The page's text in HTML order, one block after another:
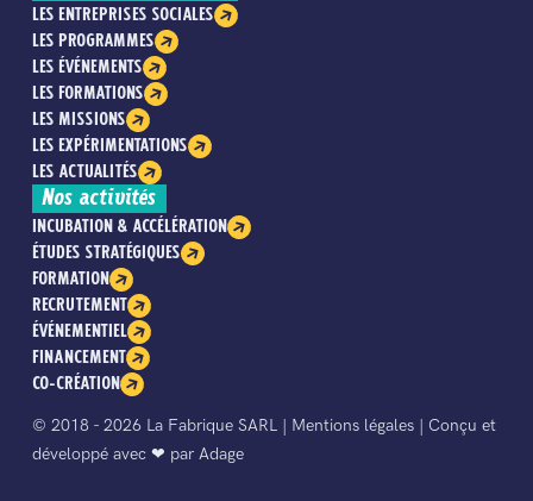
LES ENTREPRISES SOCIALES
LES PROGRAMMES
LES ÉVÉNEMENTS
LES FORMATIONS
LES MISSIONS
LES EXPÉRIMENTATIONS
LES ACTUALITÉS
Nos activités
INCUBATION & ACCÉLÉRATION
ÉTUDES STRATÉGIQUES
FORMATION
RECRUTEMENT
ÉVÉNEMENTIEL
FINANCEMENT
CO-CRÉATION
© 2018 - 2026 La Fabrique SARL | Mentions légales| Conçu et
développé avec ❤︎ par Adage